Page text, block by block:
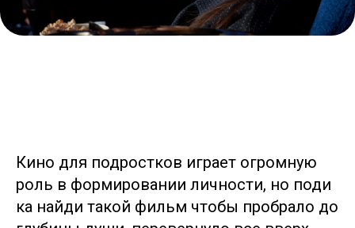
Кино для подростков играет огромную
роль в формировании личности, но поди
ка найди такой фильм чтобы пробрало до